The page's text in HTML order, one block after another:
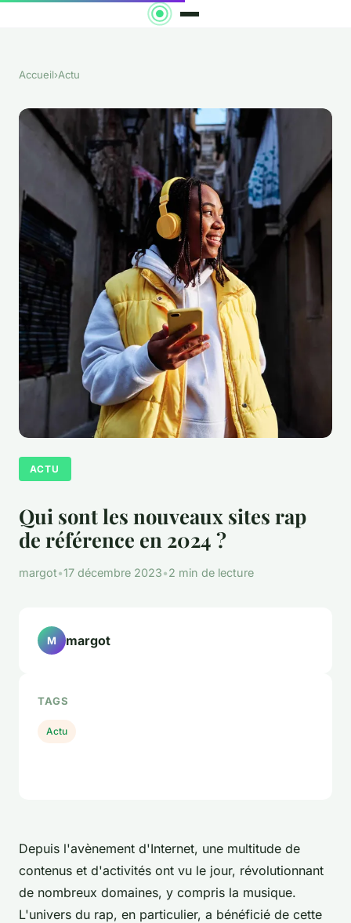
Accueil›Actu
ACTU
Qui sont les nouveaux sites rap
de référence en 2024 ?
margot•17 décembre 2023•2 min de lecture
Depuis l'avènement d'Internet, une multitude de
contenus et d'activités ont vu le jour, révolutionnant
de nombreux domaines, y compris la musique.
L'univers du rap, en particulier, a bénéficié de cette
M margot
TAGS
Actu